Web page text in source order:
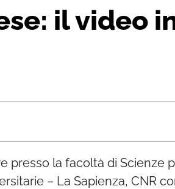
il video
presso la facoltà di Scienze
– La Sapienza, CNR